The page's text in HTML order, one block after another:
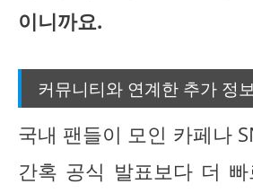
이니까요.
커뮤니티와 연계한 추가 정
국내 팬들이 모인 카페나
간혹 공식 발표보다 더